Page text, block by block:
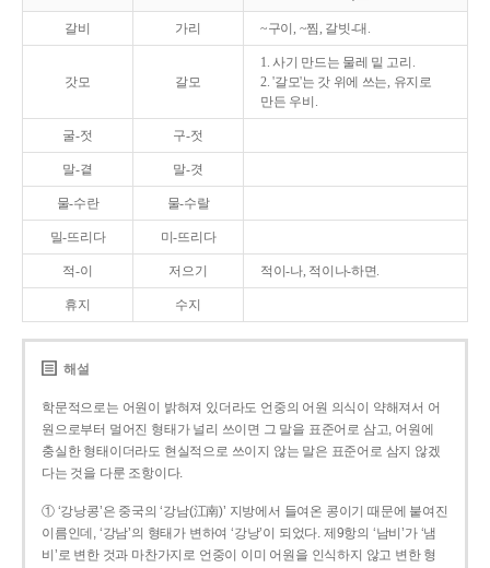
갈비 가리 ~구이, ~찜, 갈빗-대.
갓모 갈모
1. 사기 만드는 물레 밑 고리.
2. '갈모'는 갓 위에 쓰는, 유지로
만든 우비.
굴-젓 구-젓
말-곁 말-겻
물-수란 물-수랄
밀-뜨리다 미-뜨리다
적-이 저으기 적이-나, 적이나-하면.
휴지 수지
해설
학문적으로는 어원이 밝혀져 있더라도 언중의 어원 의식이 약해져서 어
원으로부터 멀어진 형태가 널리 쓰이면 그 말을 표준어로 삼고, 어원에
충실한 형태이더라도 현실적으로 쓰이지 않는 말은 표준어로 삼지 않겠
다는 것을 다룬 조항이다.
① ‘강낭콩’은 중국의 ‘강남(江南)’ 지방에서 들여온 콩이기 때문에 붙여진
이름인데, ‘강남’의 형태가 변하여 ‘강낭’이 되었다. 제9항의 ‘남비’가 ‘냄
비’로 변한 것과 마찬가지로 언중이 이미 어원을 인식하지 않고 변한 형